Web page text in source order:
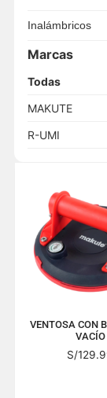
Inalámbricos
Marcas
Todas
MAKUTE
R-UMI
VENTOSA CON
VACÍO
S/